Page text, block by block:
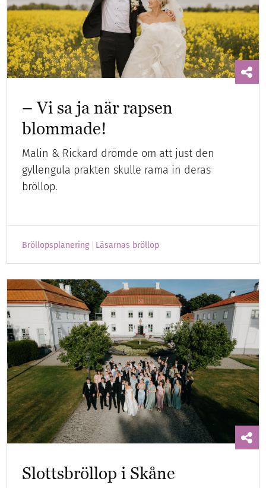
– Vi sa ja när rapsen
blommade!
Malin & Rickard drömde om att just den
gyllengula prakten skulle rama in deras
bröllop.
Bröllopsplanering Läsarnas bröllop
Slottsbröllop i Skåne